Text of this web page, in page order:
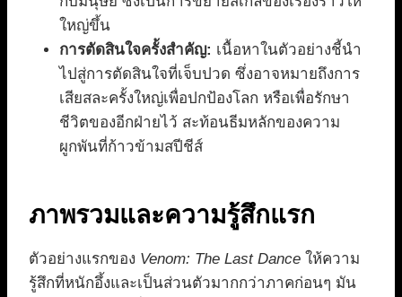
ใหญ่ขึ้น
การตัดสินใจครั้งสำคัญ: เนื้อหาในตัวอย่างชี้นำ
ไปสู่การตัดสินใจที่เจ็บปวด ซึ่งอาจหมายถึงการ
เสียสละครั้งใหญ่เพื่อปกป้องโลก หรือเพื่อรักษา
ชีวิตของอีกฝ่ายไว้ สะท้อนธีมหลักของความ
ผูกพันที่ก้าวข้ามสปีชีส์
ภาพรวมและความรู้สึกแรก
ตัวอย่างแรกของ Venom: The Last Dance ให้ความ
รู้สึกที่หนักอึ้งและเป็นส่วนตัวมากกว่าภาคก่อนๆ มัน